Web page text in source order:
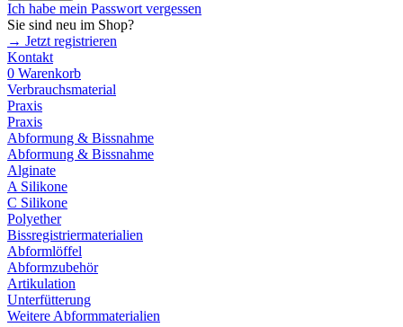
Ich habe mein Passwort vergessen
Sie sind neu im Shop?
→ Jetzt registrieren
Kontakt
0 Warenkorb
Verbrauchsmaterial
Praxis
Praxis
Abformung & Bissnahme
Abformung & Bissnahme
Alginate
A Silikone
C Silikone
Polyether
Bissregistriermaterialien
Abformlöffel
Abformzubehör
Artikulation
Unterfütterung
Weitere Abformmaterialien